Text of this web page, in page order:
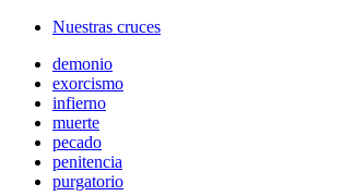
Nuestras cruces
demonio
exorcismo
infierno
muerte
pecado
penitencia
purgatorio